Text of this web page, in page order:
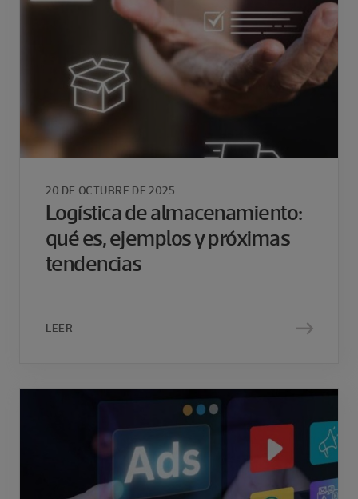
20 DE OCTUBRE DE 2025
Logística de almacenamiento:
qué es, ejemplos y próximas
tendencias
LEER